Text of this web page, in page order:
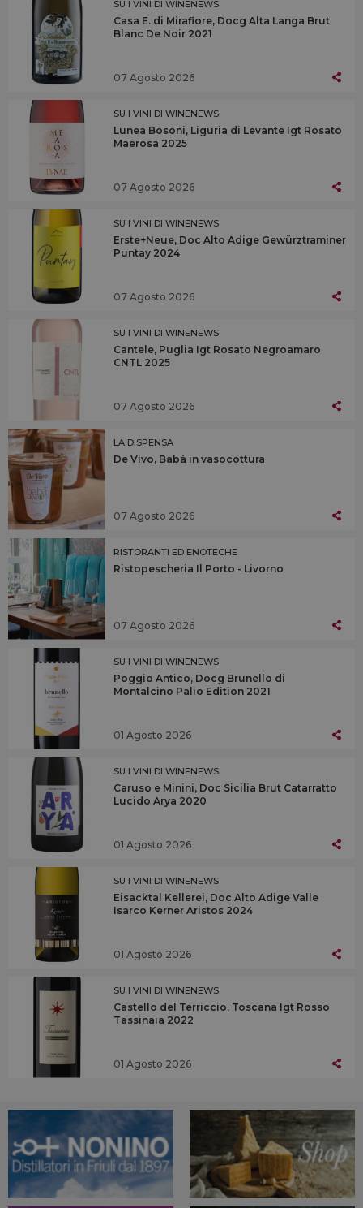
SU I VINI DI WINENEWS
Casa E. di Mirafiore, Docg Alta Langa Brut
Blanc De Noir 2021
07 Agosto 2026
SU I VINI DI WINENEWS
Lunea Bosoni, Liguria di Levante Igt Rosato
Maerosa 2025
07 Agosto 2026
SU I VINI DI WINENEWS
Erste+Neue, Doc Alto Adige Gewürztraminer
Puntay 2024
07 Agosto 2026
SU I VINI DI WINENEWS
Cantele, Puglia Igt Rosato Negroamaro
CNTL 2025
07 Agosto 2026
LA DISPENSA
De Vivo, Babà in vasocottura
07 Agosto 2026
RISTORANTI ED ENOTECHE
Ristopescheria Il Porto - Livorno
07 Agosto 2026
SU I VINI DI WINENEWS
Poggio Antico, Docg Brunello di
Montalcino Palio Edition 2021
01 Agosto 2026
SU I VINI DI WINENEWS
Caruso e Minini, Doc Sicilia Brut Catarratto
Lucido Arya 2020
01 Agosto 2026
SU I VINI DI WINENEWS
Eisacktal Kellerei, Doc Alto Adige Valle
Isarco Kerner Aristos 2024
01 Agosto 2026
SU I VINI DI WINENEWS
Castello del Terriccio, Toscana Igt Rosso
Tassinaia 2022
01 Agosto 2026